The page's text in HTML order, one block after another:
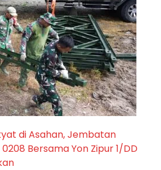
di Asahan, Jembatan
Bersama Yon Zipur 1/DD